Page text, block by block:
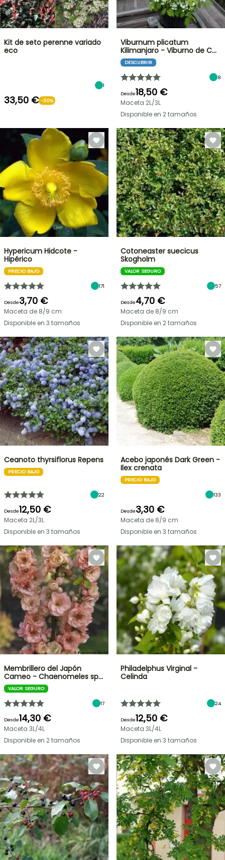
Kit de seto perenne variado
eco
1
33,50 € -30%
Viburnum plicatum
Kilimanjaro - Viburno de C…
DESCUBRIR
8
Desde18,50 €
Maceta 2L/3L
Disponible en 2 tamaños
Hypericum Hidcote -
Hipérico
PRECIO BAJO
171
Desde3,70 €
Maceta de 8/9 cm
Disponible en 3 tamaños
Cotoneaster suecicus
Skogholm
VALOR SEGURO
57
Desde4,70 €
Maceta de 8/9 cm
Disponible en 2 tamaños
Ceanoto thyrsiflorus Repens
PRECIO BAJO
22
Desde12,50 €
Maceta 2L/3L
Disponible en 3 tamaños
Acebo japonés Dark Green -
Ilex crenata
PRECIO BAJO
133
Desde3,30 €
Maceta de 8/9 cm
Disponible en 3 tamaños
Membrillero del Japón
Cameo - Chaenomeles sp…
VALOR SEGURO
17
Desde14,30 €
Maceta 3L/4L
Disponible en 2 tamaños
Philadelphus Virginal -
Celinda
24
Desde12,50 €
Maceta 3L/4L
Disponible en 3 tamaños